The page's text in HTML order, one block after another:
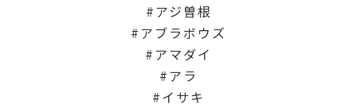
アジ曽根
アブラボウズ
アマダイ
アラ
イサキ